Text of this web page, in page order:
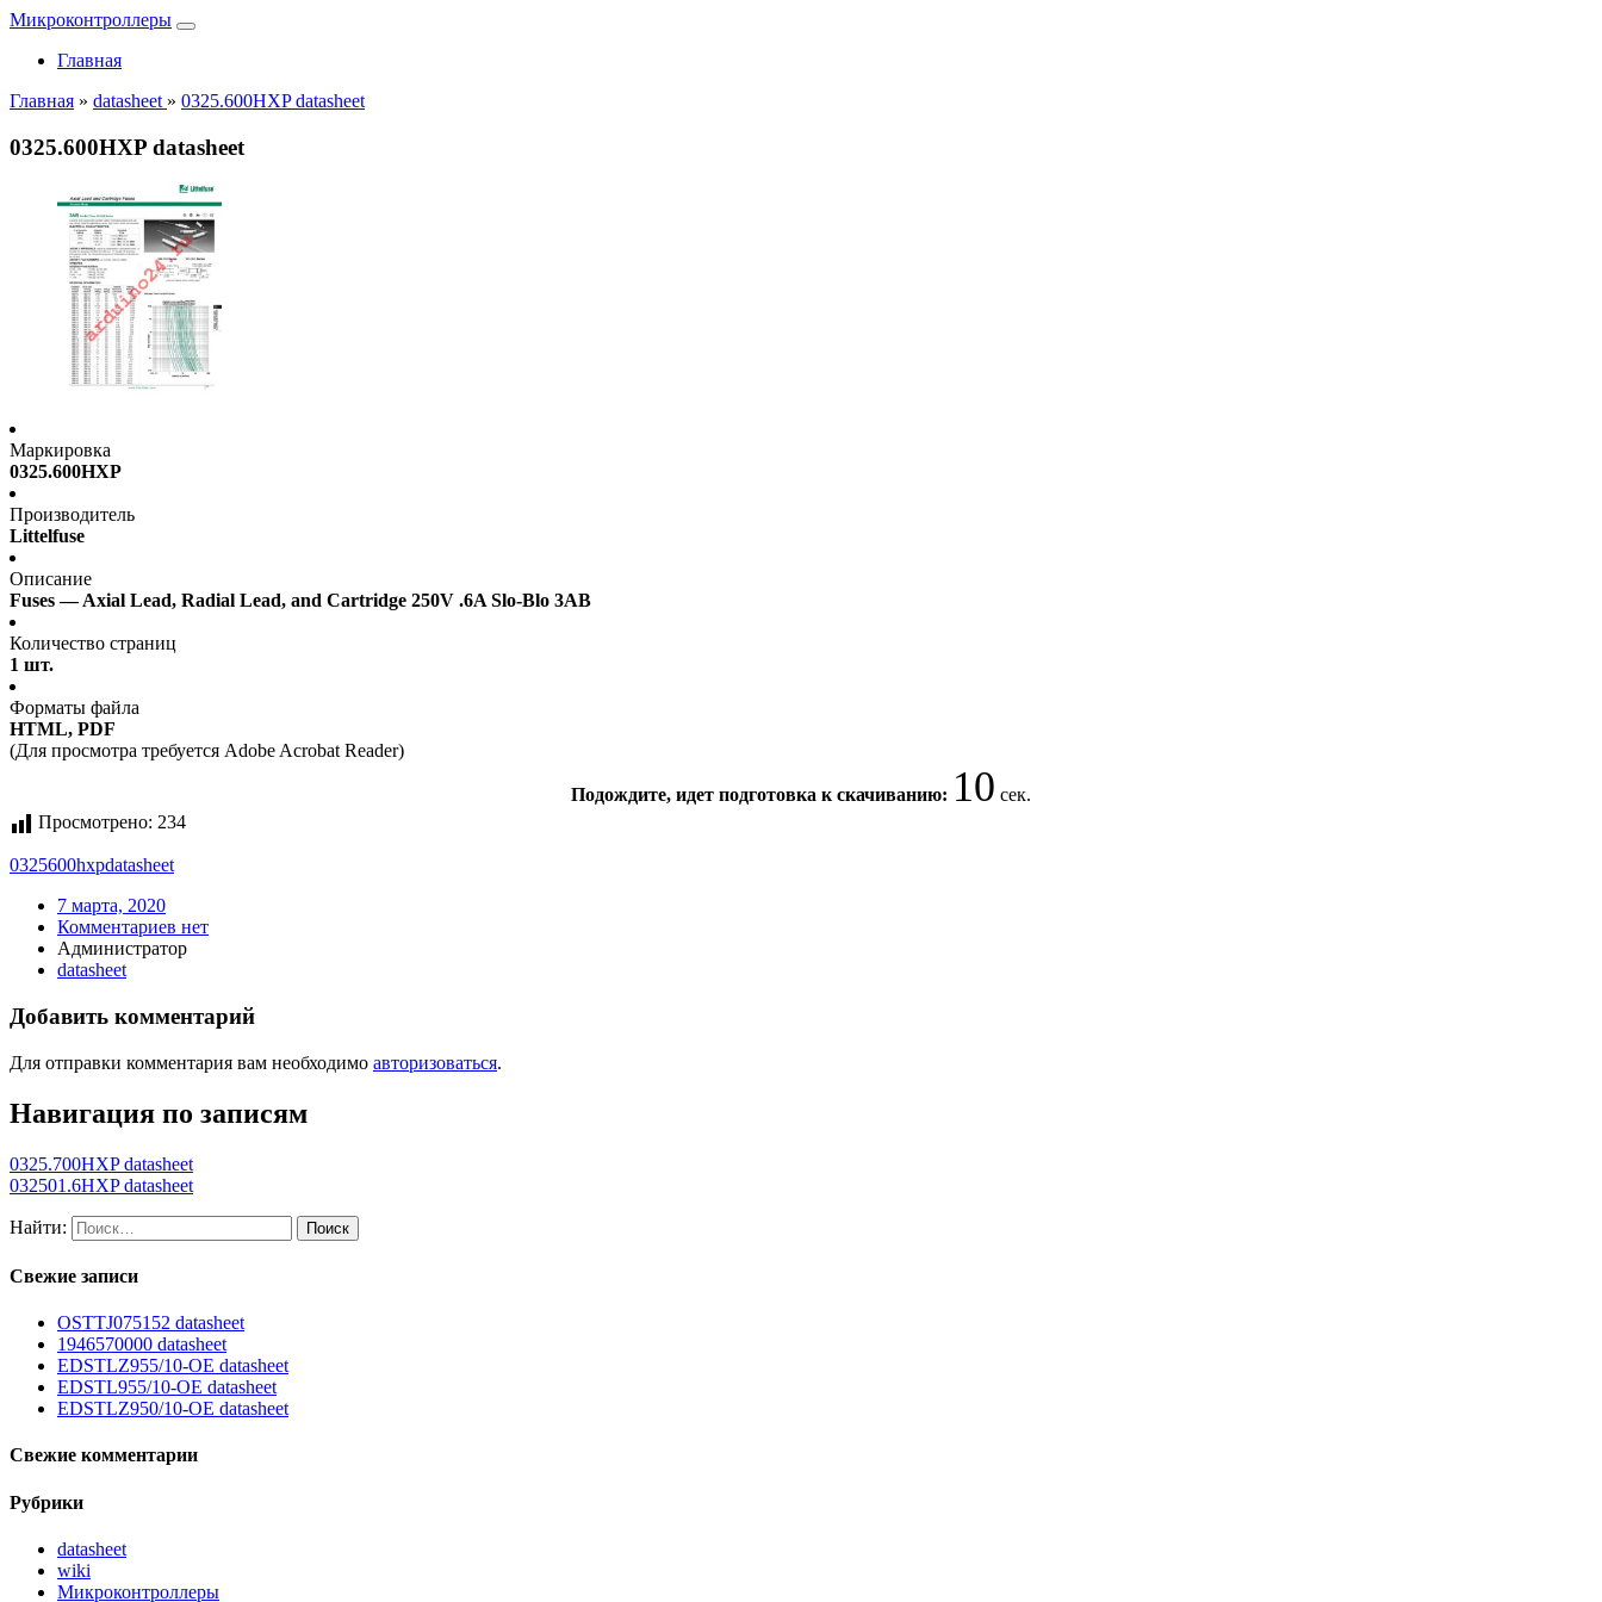
Микроконтроллеры
Главная
Главная » datasheet » 0325.600HXP datasheet
0325.600HXP datasheet
Маркировка
0325.600HXP
Производитель
Littelfuse
Описание
Fuses — Axial Lead, Radial Lead, and Cartridge 250V .6A Slo-Blo 3AB
Количество страниц
1 шт.
Форматы файла
HTML, PDF
(Для просмотра требуется Adobe Acrobat Reader)
Подождите, идет подготовка к скачиванию: 10 сек.
Просмотрено: 234
0325600hxpdatasheet
7 марта, 2020
Комментариев нет
Администратор
datasheet
Добавить комментарий
Для отправки комментария вам необходимо авторизоваться.
Навигация по записям
0325.700HXP datasheet
032501.6HXP datasheet
Найти:
Свежие записи
OSTTJ075152 datasheet
1946570000 datasheet
EDSTLZ955/10-OE datasheet
EDSTL955/10-OE datasheet
EDSTLZ950/10-OE datasheet
Свежие комментарии
Рубрики
datasheet
wiki
Микроконтроллеры